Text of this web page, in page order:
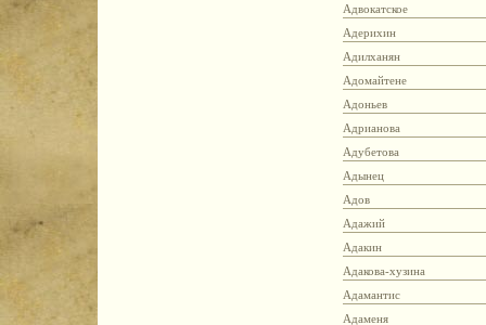
Адвокатское
Адерихин
Адилханян
Адомайтене
Адоньев
Адрианова
Адубетова
Адынец
Адов
Адажий
Адакин
Адакова-хузина
Адамантис
Адаменя